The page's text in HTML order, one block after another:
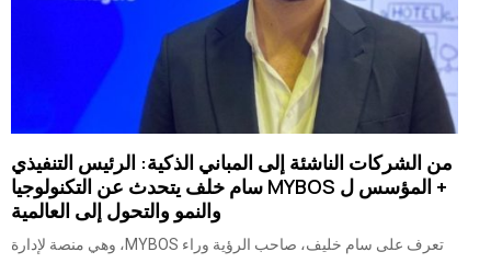
من الشركات الناشئة إلى المباني الذكية: الرئيس التنفيذي
+ المؤسس ل MYBOS سام خلف يتحدث عن التكنولوجيا
والنمو والتحول إلى العالمية
تعرف على سام خليف، صاحب الرؤية وراء MYBOS، وهي منصة لإدارة